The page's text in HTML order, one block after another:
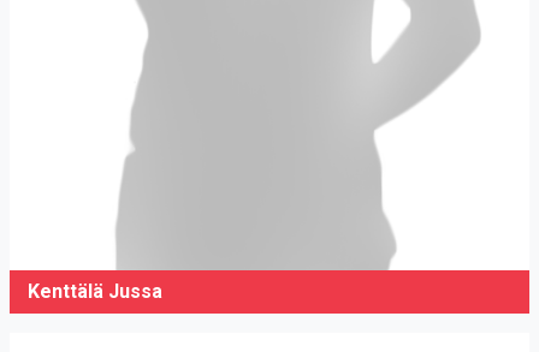
Kenttälä Jussa